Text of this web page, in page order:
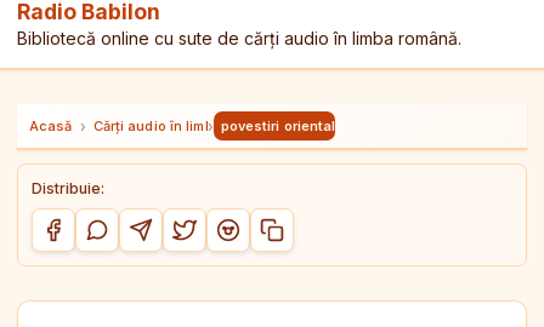
Radio Babilon
Bibliotecă online cu sute de cărți audio în limba română.
Acasă › Cărți audio în limba română
› povestiri orientale de Marguerite Yourcenar
Distribuie:
Distribuie pe Facebook
Distribuie pe WhatsApp
Distribuie pe Telegram
Distribuie pe Twitter/X
Distribuie pe Reddit
Copiază link-ul